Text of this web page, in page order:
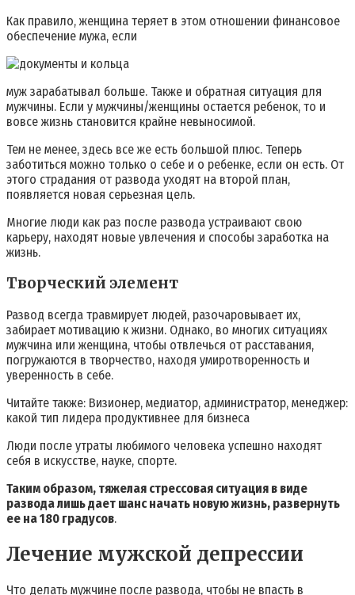
Как правило, женщина теряет в этом отношении финансовое
обеспечение мужа, если
муж зарабатывал больше. Также и обратная ситуация для
мужчины. Если у мужчины/женщины остается ребенок, то и
вовсе жизнь становится крайне невыносимой.
Тем не менее, здесь все же есть большой плюс. Теперь
заботиться можно только о себе и о ребенке, если он есть. От
этого страдания от развода уходят на второй план,
появляется новая серьезная цель.
Многие люди как раз после развода устраивают свою
карьеру, находят новые увлечения и способы заработка на
жизнь.
Творческий элемент
Развод всегда травмирует людей, разочаровывает их,
забирает мотивацию к жизни. Однако, во многих ситуациях
мужчина или женщина, чтобы отвлечься от расставания,
погружаются в творчество, находя умиротворенность и
уверенность в себе.
Читайте также: Визионер, медиатор, администратор, менеджер:
какой тип лидера продуктивнее для бизнеса
Люди после утраты любимого человека успешно находят
себя в искусстве, науке, спорте.
Таким образом, тяжелая стрессовая ситуация в виде
развода лишь дает шанс начать новую жизнь, развернуть
ее на 180 градусов.
Лечение мужской депрессии
Что делать мужчине после развода, чтобы не впасть в